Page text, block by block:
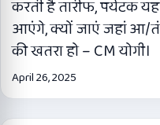
करती है तारीफ, पर्यटक
आएंगे, क्यों जाएं जहां आ/
की खतरा हो – CM योगी।
April 26, 2025